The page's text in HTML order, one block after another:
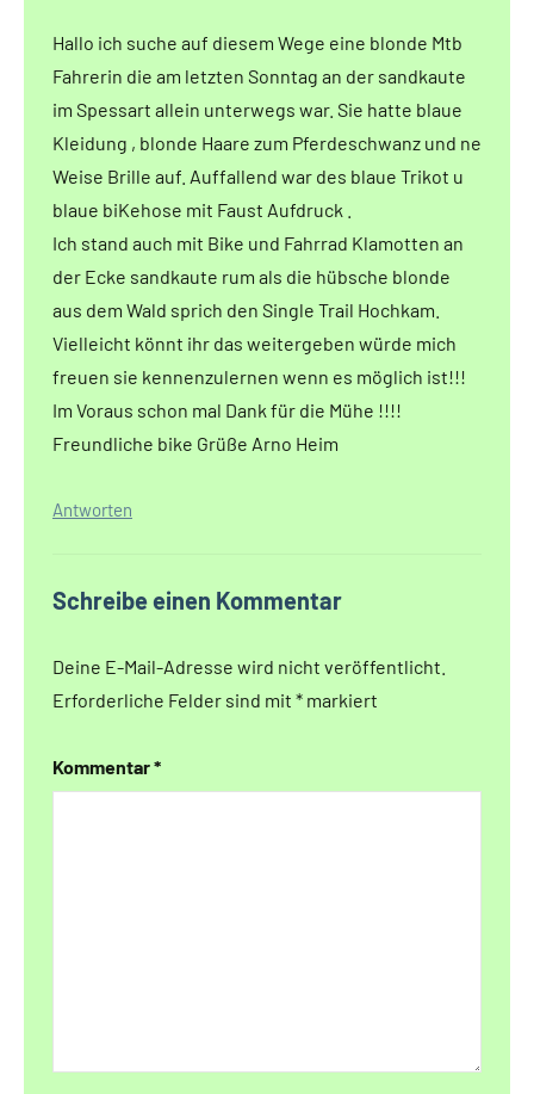
Hallo ich suche auf diesem Wege eine blonde Mtb
Fahrerin die am letzten Sonntag an der sandkaute
im Spessart allein unterwegs war. Sie hatte blaue
Kleidung , blonde Haare zum Pferdeschwanz und ne
Weise Brille auf. Auffallend war des blaue Trikot u
blaue biKehose mit Faust Aufdruck .
Ich stand auch mit Bike und Fahrrad Klamotten an
der Ecke sandkaute rum als die hübsche blonde
aus dem Wald sprich den Single Trail Hochkam.
Vielleicht könnt ihr das weitergeben würde mich
freuen sie kennenzulernen wenn es möglich ist!!!
Im Voraus schon mal Dank für die Mühe !!!!
Freundliche bike Grüße Arno Heim
Antworten
Schreibe einen Kommentar
Deine E-Mail-Adresse wird nicht veröffentlicht.
Erforderliche Felder sind mit * markiert
Kommentar*